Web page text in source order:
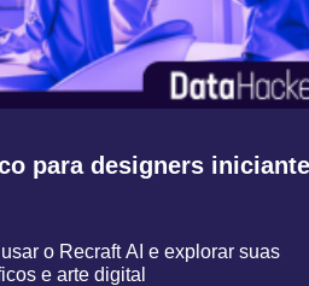
para designers
o Recraft AI e explorar suas
e arte digital